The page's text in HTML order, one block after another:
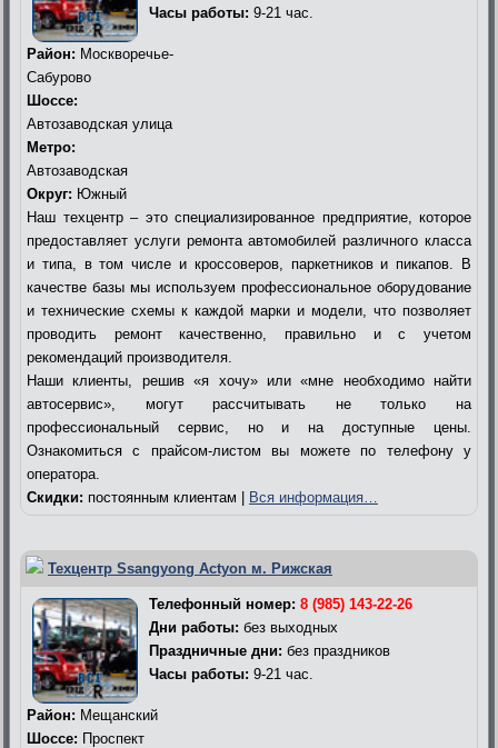
Часы работы: 9-21 час.
Район: Москворечье-
Сабурово
Шоссе:
Автозаводская улица
Метро:
Автозаводская
Округ: Южный
Наш техцентр – это специализированное предприятие, которое
предоставляет услуги ремонта автомобилей различного класса
и типа, в том числе и кроссоверов, паркетников и пикапов. В
качестве базы мы используем профессиональное оборудование
и технические схемы к каждой марки и модели, что позволяет
проводить ремонт качественно, правильно и с учетом
рекомендаций производителя.
Наши клиенты, решив «я хочу» или «мне необходимо найти
автосервис», могут рассчитывать не только на
профессиональный сервис, но и на доступные цены.
Ознакомиться с прайсом-листом вы можете по телефону у
оператора.
Скидки: постоянным клиентам | Вся информация…
Техцентр Ssangyong Actyon м. Рижская
Телефонный номер: 8 (985) 143-22-26
Дни работы: без выходных
Праздничные дни: без праздников
Часы работы: 9-21 час.
Район: Мещанский
Шоссе: Проспект